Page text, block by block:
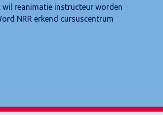
wil reanimatie instructeur worden
NRR erkend cursuscentrum